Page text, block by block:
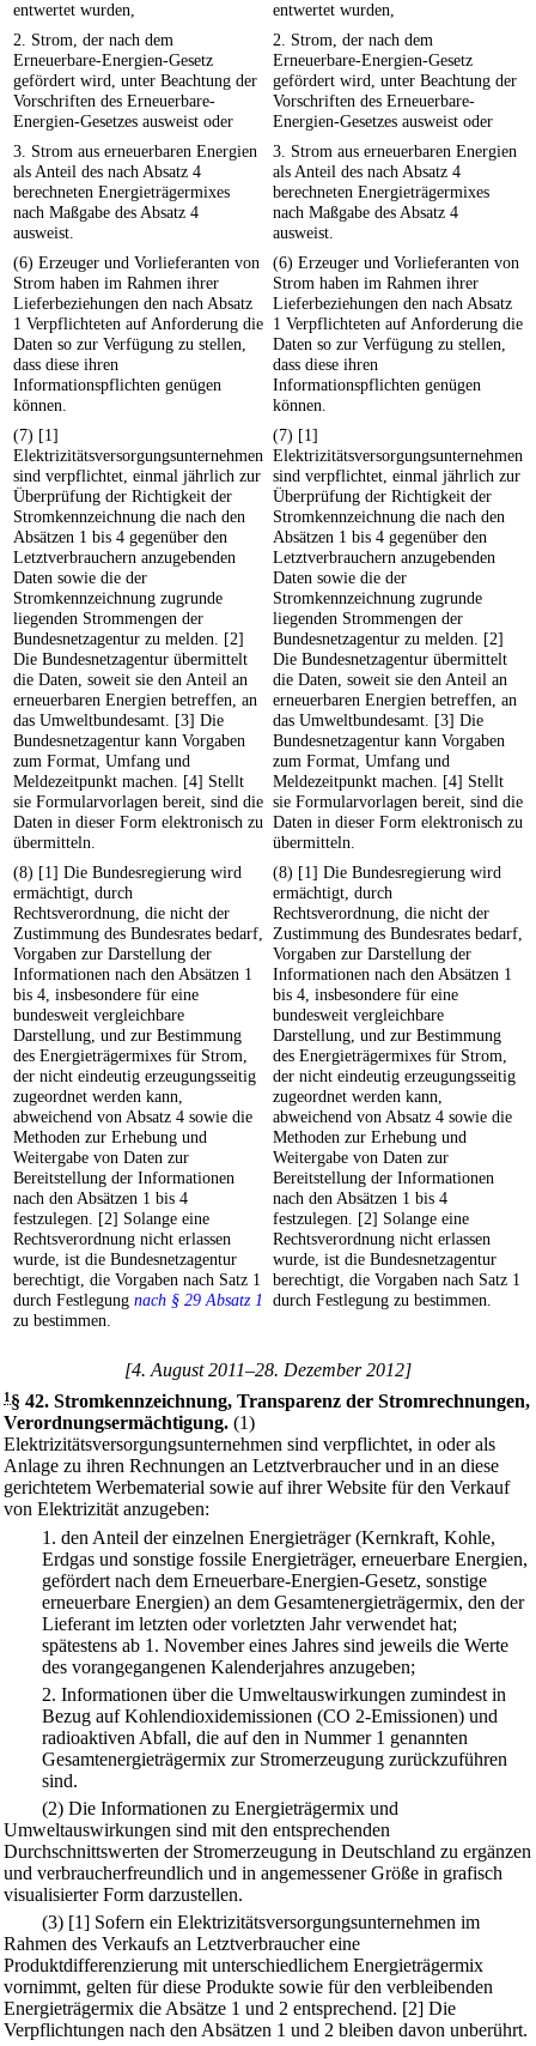
entwertet wurden,
entwertet wurden,
2. Strom, der nach dem
Erneuerbare-Energien-Gesetz
gefördert wird, unter Beachtung der
Vorschriften des Erneuerbare-
Energien-Gesetzes ausweist oder
2. Strom, der nach dem
Erneuerbare-Energien-Gesetz
gefördert wird, unter Beachtung der
Vorschriften des Erneuerbare-
Energien-Gesetzes ausweist oder
3. Strom aus erneuerbaren Energien
als Anteil des nach Absatz 4
berechneten Energieträgermixes
nach Maßgabe des Absatz 4
ausweist.
3. Strom aus erneuerbaren Energien
als Anteil des nach Absatz 4
berechneten Energieträgermixes
nach Maßgabe des Absatz 4
ausweist.
(6) Erzeuger und Vorlieferanten von
Strom haben im Rahmen ihrer
Lieferbeziehungen den nach Absatz
1 Verpflichteten auf Anforderung die
Daten so zur Verfügung zu stellen,
dass diese ihren
Informationspflichten genügen
können.
(6) Erzeuger und Vorlieferanten von
Strom haben im Rahmen ihrer
Lieferbeziehungen den nach Absatz
1 Verpflichteten auf Anforderung die
Daten so zur Verfügung zu stellen,
dass diese ihren
Informationspflichten genügen
können.
(7) [1]
Elektrizitätsversorgungsunternehmen
sind verpflichtet, einmal jährlich zur
Überprüfung der Richtigkeit der
Stromkennzeichnung die nach den
Absätzen 1 bis 4 gegenüber den
Letztverbrauchern anzugebenden
Daten sowie die der
Stromkennzeichnung zugrunde
liegenden Strommengen der
Bundesnetzagentur zu melden. [2]
Die Bundesnetzagentur übermittelt
die Daten, soweit sie den Anteil an
erneuerbaren Energien betreffen, an
das Umweltbundesamt. [3] Die
Bundesnetzagentur kann Vorgaben
zum Format, Umfang und
Meldezeitpunkt machen. [4] Stellt
sie Formularvorlagen bereit, sind die
Daten in dieser Form elektronisch zu
übermitteln.
(7) [1]
Elektrizitätsversorgungsunternehmen
sind verpflichtet, einmal jährlich zur
Überprüfung der Richtigkeit der
Stromkennzeichnung die nach den
Absätzen 1 bis 4 gegenüber den
Letztverbrauchern anzugebenden
Daten sowie die der
Stromkennzeichnung zugrunde
liegenden Strommengen der
Bundesnetzagentur zu melden. [2]
Die Bundesnetzagentur übermittelt
die Daten, soweit sie den Anteil an
erneuerbaren Energien betreffen, an
das Umweltbundesamt. [3] Die
Bundesnetzagentur kann Vorgaben
zum Format, Umfang und
Meldezeitpunkt machen. [4] Stellt
sie Formularvorlagen bereit, sind die
Daten in dieser Form elektronisch zu
übermitteln.
(8) [1] Die Bundesregierung wird
ermächtigt, durch
Rechtsverordnung, die nicht der
Zustimmung des Bundesrates bedarf,
Vorgaben zur Darstellung der
Informationen nach den Absätzen 1
bis 4, insbesondere für eine
bundesweit vergleichbare
Darstellung, und zur Bestimmung
des Energieträgermixes für Strom,
der nicht eindeutig erzeugungsseitig
zugeordnet werden kann,
abweichend von Absatz 4 sowie die
Methoden zur Erhebung und
Weitergabe von Daten zur
Bereitstellung der Informationen
nach den Absätzen 1 bis 4
festzulegen. [2] Solange eine
Rechtsverordnung nicht erlassen
wurde, ist die Bundesnetzagentur
berechtigt, die Vorgaben nach Satz 1
durch Festlegung nach § 29 Absatz 1
zu bestimmen.
(8) [1] Die Bundesregierung wird
ermächtigt, durch
Rechtsverordnung, die nicht der
Zustimmung des Bundesrates bedarf,
Vorgaben zur Darstellung der
Informationen nach den Absätzen 1
bis 4, insbesondere für eine
bundesweit vergleichbare
Darstellung, und zur Bestimmung
des Energieträgermixes für Strom,
der nicht eindeutig erzeugungsseitig
zugeordnet werden kann,
abweichend von Absatz 4 sowie die
Methoden zur Erhebung und
Weitergabe von Daten zur
Bereitstellung der Informationen
nach den Absätzen 1 bis 4
festzulegen. [2] Solange eine
Rechtsverordnung nicht erlassen
wurde, ist die Bundesnetzagentur
berechtigt, die Vorgaben nach Satz 1
durch Festlegung zu bestimmen.
[4. August 2011–28. Dezember 2012]
1§ 42. Stromkennzeichnung, Transparenz der Stromrechnungen,
Verordnungsermächtigung. (1)
Elektrizitätsversorgungsunternehmen sind verpflichtet, in oder als
Anlage zu ihren Rechnungen an Letztverbraucher und in an diese
gerichtetem Werbematerial sowie auf ihrer Website für den Verkauf
von Elektrizität anzugeben:
1. den Anteil der einzelnen Energieträger (Kernkraft, Kohle,
Erdgas und sonstige fossile Energieträger, erneuerbare Energien,
gefördert nach dem Erneuerbare-Energien-Gesetz, sonstige
erneuerbare Energien) an dem Gesamtenergieträgermix, den der
Lieferant im letzten oder vorletzten Jahr verwendet hat;
spätestens ab 1. November eines Jahres sind jeweils die Werte
des vorangegangenen Kalenderjahres anzugeben;
2. Informationen über die Umweltauswirkungen zumindest in
Bezug auf Kohlendioxidemissionen (CO 2-Emissionen) und
radioaktiven Abfall, die auf den in Nummer 1 genannten
Gesamtenergieträgermix zur Stromerzeugung zurückzuführen
sind.
(2) Die Informationen zu Energieträgermix und
Umweltauswirkungen sind mit den entsprechenden
Durchschnittswerten der Stromerzeugung in Deutschland zu ergänzen
und verbraucherfreundlich und in angemessener Größe in grafisch
visualisierter Form darzustellen.
(3) [1] Sofern ein Elektrizitätsversorgungsunternehmen im
Rahmen des Verkaufs an Letztverbraucher eine
Produktdifferenzierung mit unterschiedlichem Energieträgermix
vornimmt, gelten für diese Produkte sowie für den verbleibenden
Energieträgermix die Absätze 1 und 2 entsprechend. [2] Die
Verpflichtungen nach den Absätzen 1 und 2 bleiben davon unberührt.